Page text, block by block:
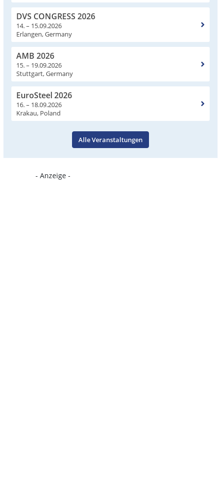
DVS CONGRESS 2026
14. – 15.09.2026
Erlangen, Germany
AMB 2026
15. – 19.09.2026
Stuttgart, Germany
EuroSteel 2026
16. – 18.09.2026
Krakau, Poland
Alle Veranstaltungen
- Anzeige -